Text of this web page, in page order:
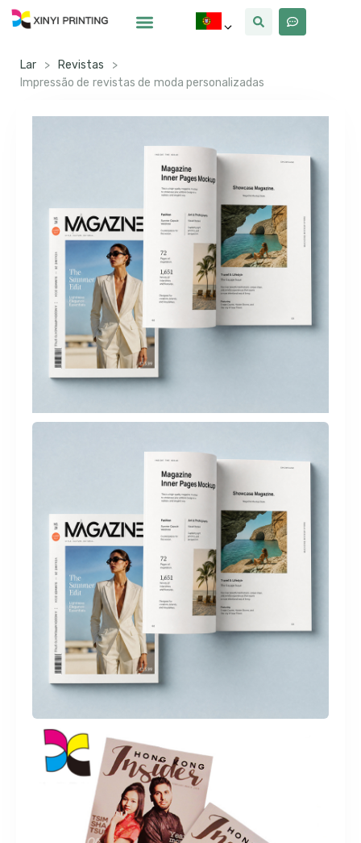
Lar > Revistas
>
Impressão de revistas de moda personalizadas